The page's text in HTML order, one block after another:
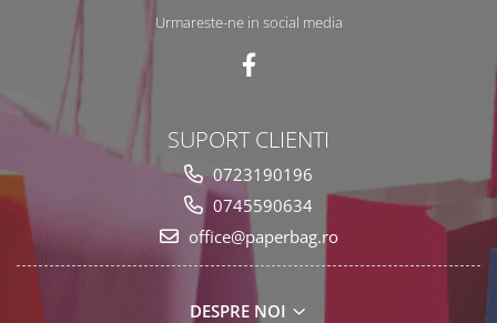
Urmareste-ne in social media
SUPORT CLIENTI
0723190196
0745590634
office@paperbag.ro
DESPRE NOI